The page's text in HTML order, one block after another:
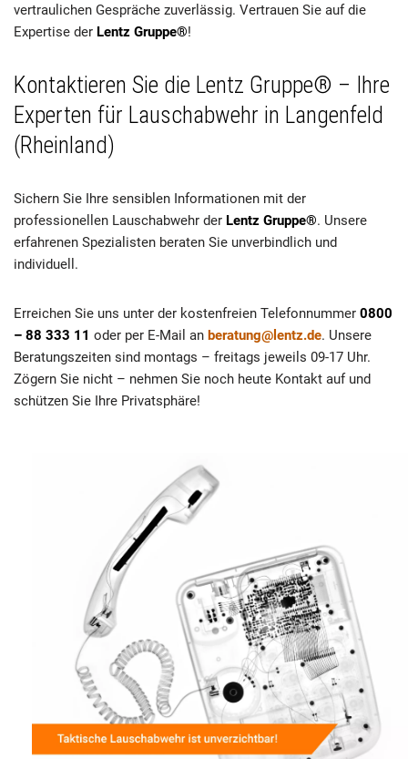
vertraulichen Gespräche zuverlässig. Vertrauen Sie auf die
Expertise der Lentz Gruppe®!
Kontaktieren Sie die Lentz Gruppe® – Ihre
Experten für Lauschabwehr in Langenfeld
(Rheinland)
Sichern Sie Ihre sensiblen Informationen mit der
professionellen Lauschabwehr der Lentz Gruppe®. Unsere
erfahrenen Spezialisten beraten Sie unverbindlich und
individuell.
Erreichen Sie uns unter der kostenfreien Telefonnummer 0800
– 88 333 11 oder per E-Mail an beratung@lentz.de. Unsere
Beratungszeiten sind montags – freitags jeweils 09-17 Uhr.
Zögern Sie nicht – nehmen Sie noch heute Kontakt auf und
schützen Sie Ihre Privatsphäre!